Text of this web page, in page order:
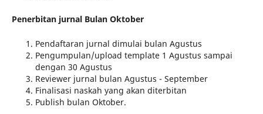
Penerbitan jurnal Bulan Oktober
Pendaftaran jurnal dimulai bulan Agustus
Pengumpulan/upload template 1 Agustus sampai
dengan 30 Agustus
Reviewer jurnal bulan Agustus - September
Finalisasi naskah yang akan diterbitan
Publish bulan Oktober.